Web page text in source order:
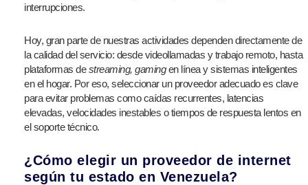
interrupciones.
Hoy, gran parte de nuestras actividades dependen directamente de
la calidad del servicio: desde videollamadas y trabajo remoto, hasta
plataformas destreaming, gamingen línea y sistemas inteligentes
en el hogar. Por eso, seleccionar un proveedor adecuado es clave
para evitar problemas como caídas recurrentes, latencias
elevadas, velocidades inestables o tiempos de respuesta lentos en
el soporte técnico.
¿Cómo elegir un proveedor de internet
según tu estado en Venezuela?